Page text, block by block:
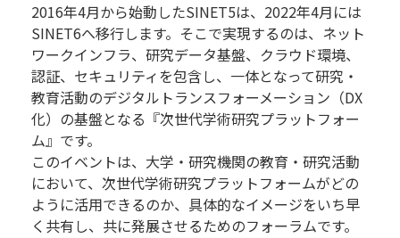
2016年4月から始動したSINET5は、2022年4月には
SINET6へ移行します。そこで実現するのは、ネット
ワークインフラ、研究データ基盤、クラウド環境、
認証、セキュリティを包含し、一体となって研究・
教育活動のデジタルトランスフォーメーション（DX
化）の基盤となる『次世代学術研究プラットフォー
ム』です。
このイベントは、大学・研究機関の教育・研究活動
において、次世代学術研究プラットフォームがどの
ように活用できるのか、具体的なイメージをいち早
く共有し、共に発展させるためのフォーラムです。